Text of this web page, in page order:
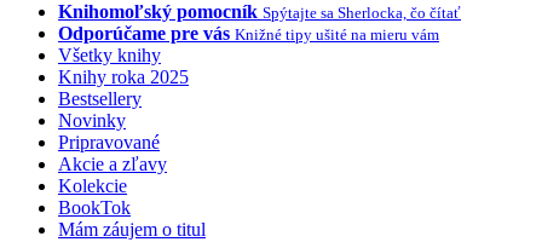
Knihomoľský pomocník Spýtajte sa Sherlocka, čo čítať
Odporúčame pre vás Knižné tipy ušité na mieru vám
Všetky knihy
Knihy roka 2025
Bestsellery
Novinky
Pripravované
Akcie a zľavy
Kolekcie
BookTok
Mám záujem o titul